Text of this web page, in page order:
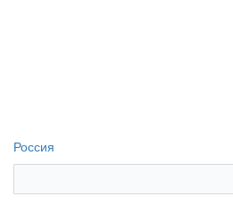
Россия